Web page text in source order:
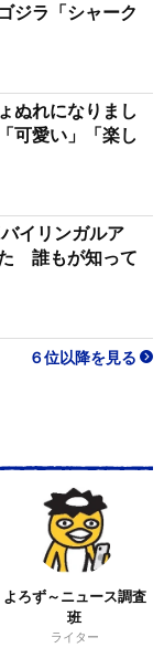
ジラ「シャーク
ぬれになりまし
可愛い」「楽し
イリンガルア
誰もが知って
６位以降を見る
よろず～ニュース調査
班
ライター